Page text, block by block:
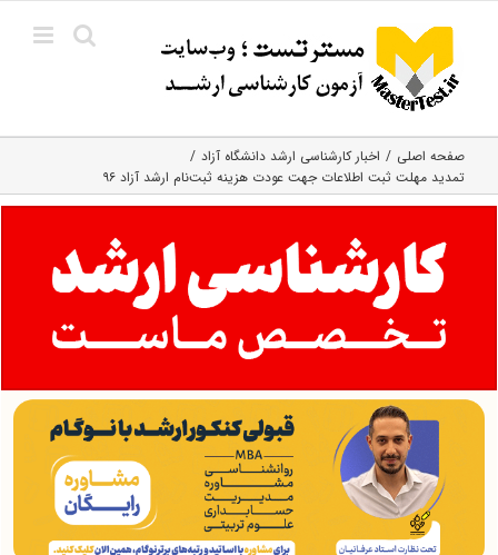
content
صفحه اصلی
اخبار کارشناسی ارشد دانشگاه آزاد
تمدید مهلت ثبت اطلاعات جهت عودت هزینه ثبت‌نام ارشد آزاد ۹۶